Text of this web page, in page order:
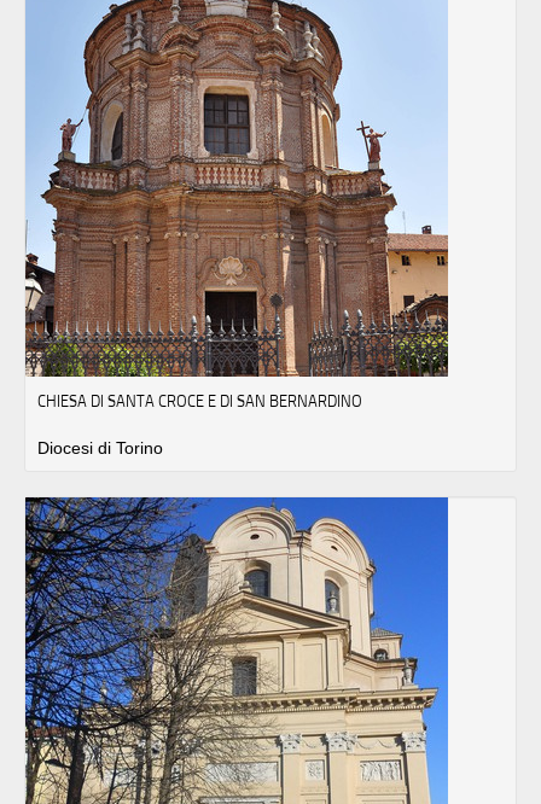
CHIESA DI SANTA CROCE E DI SAN BERNARDINO
Diocesi di Torino